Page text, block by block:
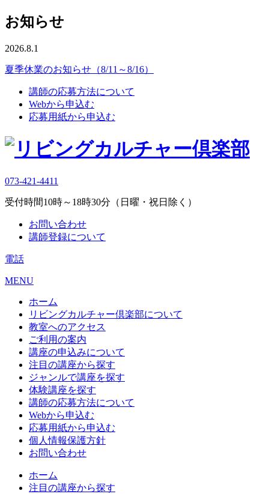
お知らせ
2026.8.1
夏季休業のお知らせ（8/11～8/16）
講師の応募方法について
Webから申込む
応募用紙から申込む
073-421-4411
受付時間10時～18時30分（日曜・祝日除く）
お問い合わせ
講師登録について
電話
MENU
ホーム
リビングカルチャー倶楽部について
教室へのアクセス
ご利用の案内
講座の申込みについて
注目の講座から探す
ジャンルで講座を探す
体験講座を探す
講師の応募方法について
Webから申込む
応募用紙から申込む
個人情報保護方針
お問い合わせ
ホーム
注目の講座から探す